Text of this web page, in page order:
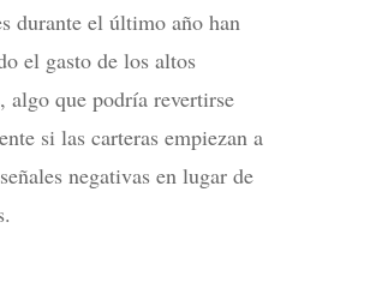
durante el último año han
el gasto de los altos
algo que podría revertirse
si las carteras empiezan a
negativas en lugar de